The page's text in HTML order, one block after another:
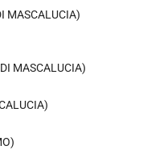
DI MASCALUCIA)
MASCALUCIA)
DI MASCALUCIA)